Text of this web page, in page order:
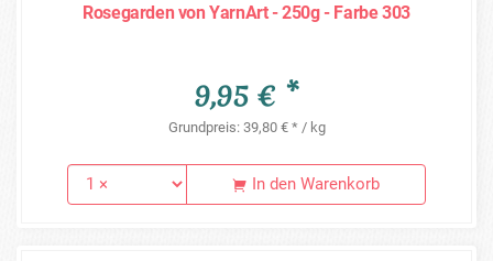
Rosegarden von YarnArt - 250g - Farbe 303
9,95 € *
Grundpreis: 39,80 € * / kg
In den Warenkorb